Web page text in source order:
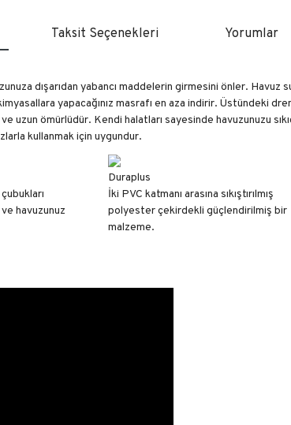
Taksit Seçenekleri Yorumlar
dışarıdan yabancı maddelerin girmesini önler. Havuz
yapacağınız masrafı en aza indirir. Üstündeki
uzun ömürlüdür. Kendi halatları sayesinde havuzunuzu
kullanmak için uygundur.
havuzunuz
Duraplus
İki PVC katmanı arasına sıkıştırılmış
polyester çekirdekli güçlendirilmiş bir
malzeme.